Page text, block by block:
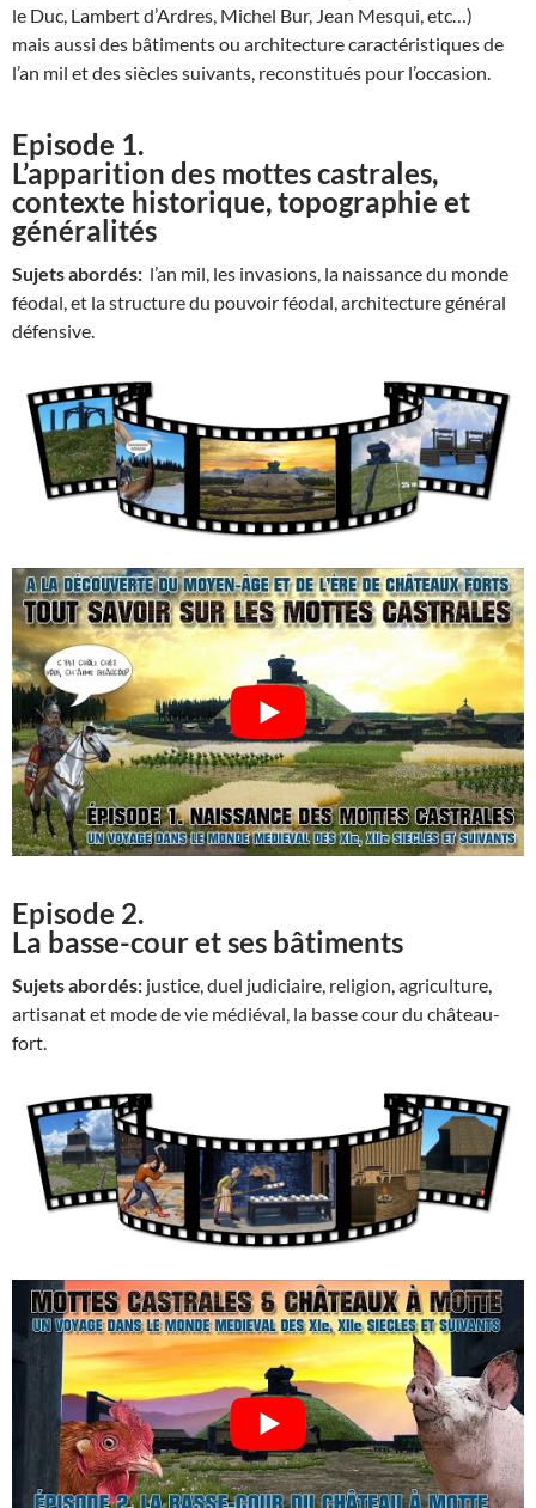
le Duc, Lambert d’Ardres, Michel Bur, Jean Mesqui, etc…)
mais aussi des bâtiments ou architecture caractéristiques de
l’an mil et des siècles suivants, reconstitués pour l’occasion.
Episode 1.
L’apparition des mottes castrales,
contexte historique, topographie et
généralités
Sujets abordés: l’an mil, les invasions, la naissance du monde
féodal, et la structure du pouvoir féodal, architecture général
défensive.
Episode 2.
La basse-cour et ses bâtiments
Sujets abordés: justice, duel judiciaire, religion, agriculture,
artisanat et mode de vie médiéval, la basse cour du château-
fort.